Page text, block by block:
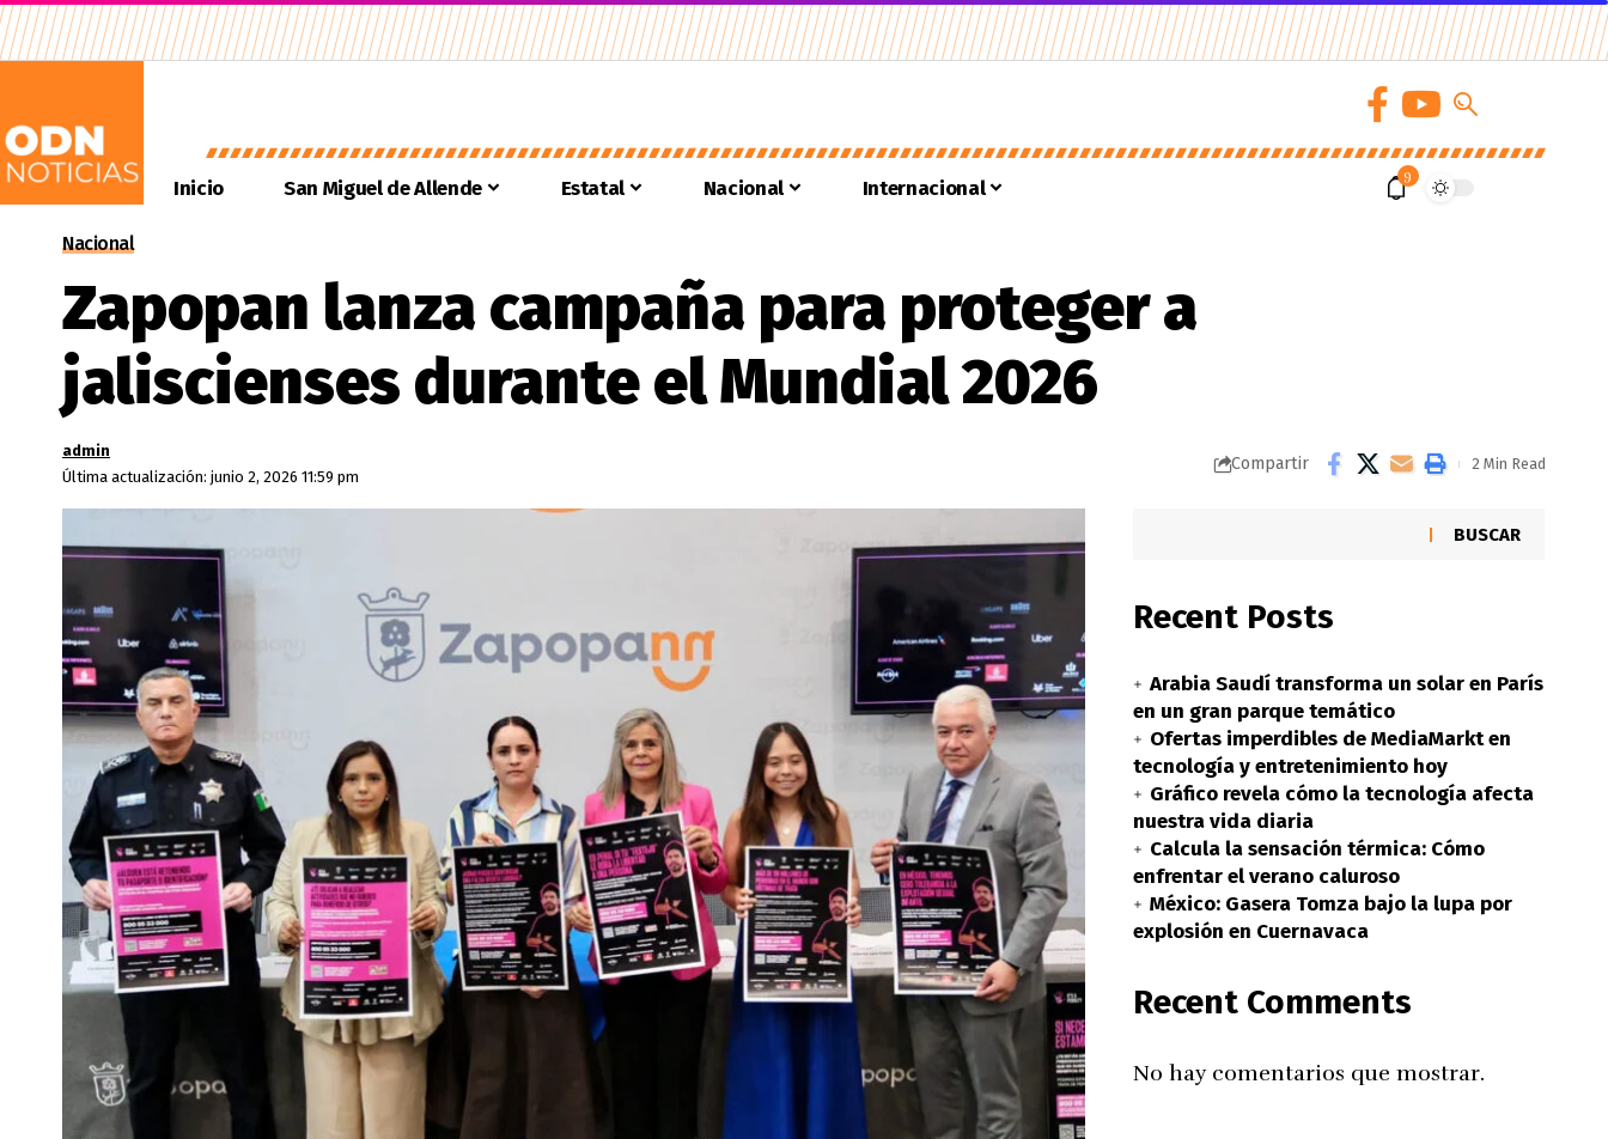
Inicio San Miguel de Allende Estatal Nacional Internacional 9
Nacional
Zapopan lanza campaña para proteger a
jaliscienses durante el Mundial 2026
Última actualización: junio 2, 2026 11:59 pm
admin
Compartir 2 Min Read
BUSCAR
Recent Posts
Arabia Saudí transforma un solar en París
en un gran parque temático
Ofertas imperdibles de MediaMarkt en
tecnología y entretenimiento hoy
Gráfico revela cómo la tecnología afecta
nuestra vida diaria
Calcula la sensación térmica: Cómo
enfrentar el verano caluroso
México: Gasera Tomza bajo la lupa por
explosión en Cuernavaca
Recent Comments
No hay comentarios que mostrar.